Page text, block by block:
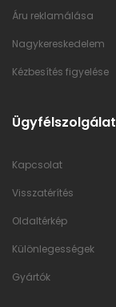
Áru reklamálása
Nagykereskedelem
Kézbesítés figyelése
Ügyfélszolgálat
Kapcsolat
Visszatérítés
Oldaltérkép
Különlegességek
Gyártók